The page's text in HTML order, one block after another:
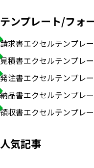
テンプレート/フォ
請求書エクセルテンプレ
見積書エクセルテンプレ
発注書エクセルテンプレ
納品書エクセルテンプレ
領収書エクセルテンプレ
人気記事